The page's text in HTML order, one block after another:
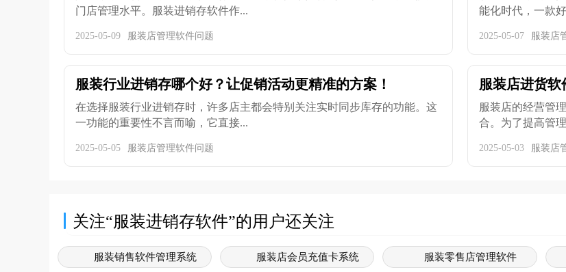
门店管理水平。服装进销存软件作...
2025-05-09 服装店管理软件问题
能化时代，一款
2025-05-07 服装店
服装行业进销存哪个好？让促销活动更精准的方案！
在选择服装行业进销存时，许多店主都会特别关注实时同步库存的功能。这
一功能的重要性不言而喻，它直接...
2025-05-05 服装店管理软件问题
服装店进货
服装店的经营管
合。为了提高管
2025-05-03 服装店
关注“服装进销存软件”的用户还关注
服装销售软件管理系统 服装店会员充值卡系统 服装零售店管理软件